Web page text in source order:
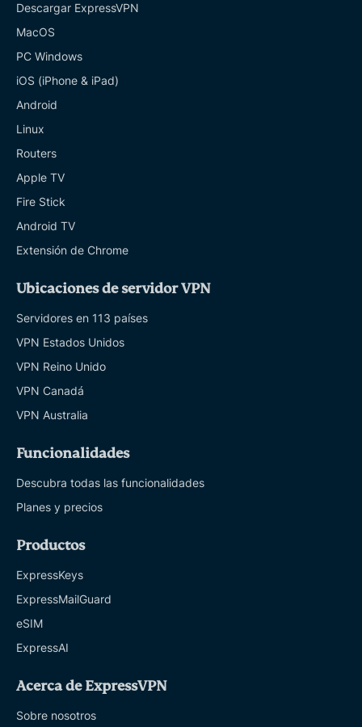
Descargar ExpressVPN
MacOS
PC Windows
iOS (iPhone & iPad)
Android
Linux
Routers
Apple TV
Fire Stick
Android TV
Extensión de Chrome
Ubicaciones de servidor VPN
Servidores en 113 países
VPN Estados Unidos
VPN Reino Unido
VPN Canadá
VPN Australia
Funcionalidades
Descubra todas las funcionalidades
Planes y precios
Productos
ExpressKeys
ExpressMailGuard
eSIM
ExpressAI
Acerca de ExpressVPN
Sobre nosotros